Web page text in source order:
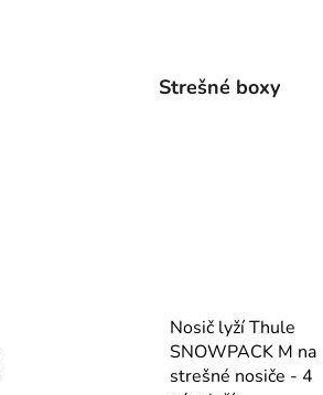
Strešné boxy
Nosič lyží Thule
SNOWPACK M na
strešné nosiče - 4